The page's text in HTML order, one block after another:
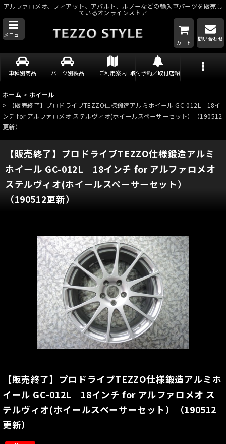
アルファロメオ、フィアット、アバルト、ルノーなどの輸入車パーツを販売し
ているオンラインストア
メニュー
カート
問い合わせ
車種別商品 パーツ別製品 ご利用案内 取付予約／取付店紹介
ホーム > ホイール
>
【販売終了】プロドライブTEZZO仕様鍛造アルミホイール GC-012L 18イ
ンチ for アルファロメオ ステルヴィオ(ホイールスペーサーセット）（190512
更新）
【販売終了】プロドライブTEZZO仕様鍛造アルミ
ホイール GC-012L 18インチ for アルファロメオ
ステルヴィオ(ホイールスペーサーセット）
（190512更新）
【販売終了】プロドライブTEZZO仕様鍛造アルミホ
イール GC-012L 18インチ for アルファロメオ ス
テルヴィオ(ホイールスペーサーセット）（190512
更新）